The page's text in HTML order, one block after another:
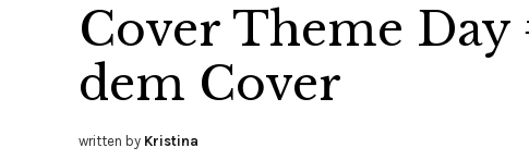
Cover Theme
dem Cover
written by Kristina